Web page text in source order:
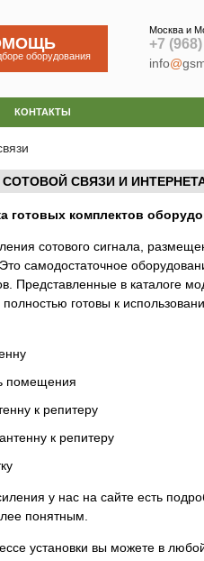
оборудования
Москва и
+7 (968)
info@
КОНТАКТЫ
СВЯЗИ И
готовых комплектов
сотового сигнала,
самодостаточное
Представленные в каталоге
готовы к
помещения
к репитеру
к репитеру
у нас на сайте есть
понятным.
установки вы можете в